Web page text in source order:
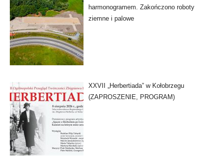
harmonogramem. Zakończono roboty
ziemne i palowe
XXVII „Herbertiada” w Kołobrzegu
(ZAPROSZENIE, PROGRAM)